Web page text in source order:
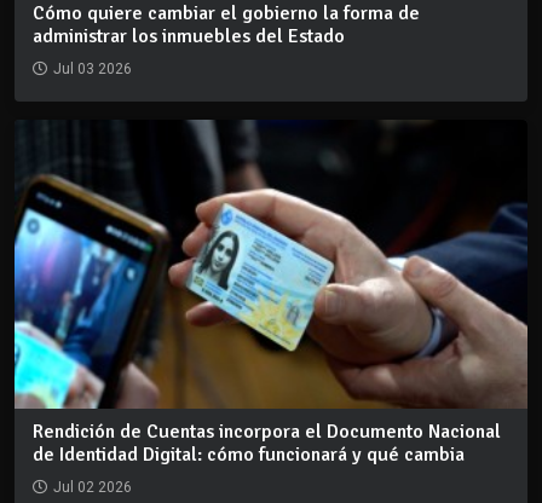
Cómo quiere cambiar el gobierno la forma de
administrar los inmuebles del Estado
Jul 03 2026
Rendición de Cuentas incorpora el Documento Nacional
de Identidad Digital: cómo funcionará y qué cambia
Jul 02 2026